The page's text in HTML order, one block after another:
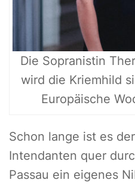
Die Sopranistin
wird die Kriemhild
Europäische
Schon lange ist es
Intendanten quer
Passau ein eigenes